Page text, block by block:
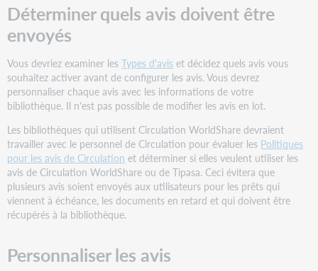
avis
par
courriel
personnalisé
Types
d'avis
Bibliothèque
emprunteuse
à
Usager
Bibliothèque
prêteuse
à
Bibliothèque
Messages
automatisés
Déterminer quels avis doivent être
envoyés
Vous devriez examiner lesTypes d'avis et décidez quels avis vous
souhaitez activer avant de configurer les avis. Vous devrez
personnaliser chaque avis avec les informations de votre
bibliothèque. Il n'est pas possible de modifier les avis en lot.
Les bibliothèques qui utilisent Circulation WorldShare devraient
travailler avec le personnel de Circulation pour évaluer les Politiques
pour les avis de Circulation et déterminer si elles veulent utiliser les
avis de Circulation WorldShare ou de Tipasa. Ceci évitera que
plusieurs avis soient envoyés aux utilisateurs pour les prêts qui
viennent à échéance, les documents en retard et qui doivent être
récupérés à la bibliothèque.
Personnaliser les avis